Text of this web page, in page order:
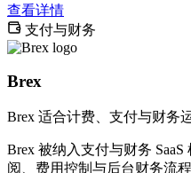
查看详情
支付与财务
Brex
Brex 适合计费、支付与财务
Brex 被纳入支付与财务
阅、费用控制与后台财务流程